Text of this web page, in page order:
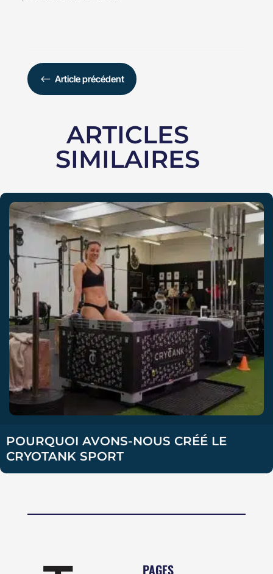
# Article précédent
ARTICLES
SIMILAIRES
POURQUOI AVONS-NOUS CRÉÉ LE
CRYOTANK SPORT
PAGES